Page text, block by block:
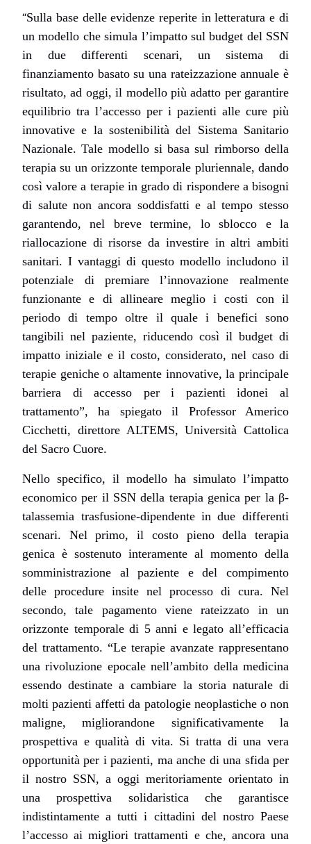
“Sulla base delle evidenze reperite in letteratura e di
un modello che simula l’impatto sul budget del SSN
in due differenti scenari, un sistema di
finanziamento basato su una rateizzazione annuale è
risultato, ad oggi, il modello più adatto per garantire
equilibrio tra l’accesso per i pazienti alle cure più
innovative e la sostenibilità del Sistema Sanitario
Nazionale. Tale modello si basa sul rimborso della
terapia su un orizzonte temporale pluriennale, dando
così valore a terapie in grado di rispondere a bisogni
di salute non ancora soddisfatti e al tempo stesso
garantendo, nel breve termine, lo sblocco e la
riallocazione di risorse da investire in altri ambiti
sanitari. I vantaggi di questo modello includono il
potenziale di premiare l’innovazione realmente
funzionante e di allineare meglio i costi con il
periodo di tempo oltre il quale i benefici sono
tangibili nel paziente, riducendo così il budget di
impatto iniziale e il costo, considerato, nel caso di
terapie geniche o altamente innovative, la principale
barriera di accesso per i pazienti idonei al
trattamento”,
ha spiegato il Professor Americo
Cicchetti, direttore ALTEMS, Università Cattolica
del Sacro Cuore.
Nello specifico, il modello ha simulato l’impatto
economico per il SSN della terapia genica per la β-
talassemia trasfusione-dipendente in due differenti
scenari. Nel primo, il costo pieno della terapia
genica è sostenuto interamente al momento della
somministrazione al paziente e del compimento
delle procedure insite nel processo di cura. Nel
secondo, tale pagamento viene rateizzato in un
orizzonte temporale di 5 anni e legato all’efficacia
del trattamento.“Le terapie avanzate rappresentano
una rivoluzione epocale nell’ambito della medicina
essendo destinate a cambiare la storia naturale di
molti pazienti affetti da patologie neoplastiche o non
maligne, migliorandone significativamente la
prospettiva e qualità di vita. Si tratta di una vera
opportunità per i pazienti, ma anche di una sfida per
il nostro SSN, a oggi meritoriamente orientato in
una prospettiva solidaristica che garantisce
indistintamente a tutti i cittadini del nostro Paese
l’accesso ai migliori trattamenti e che, ancora una